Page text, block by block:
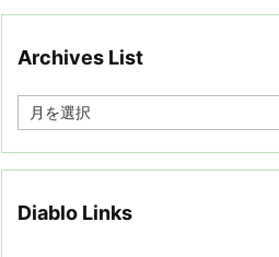
Archives List
e
Diablo Links